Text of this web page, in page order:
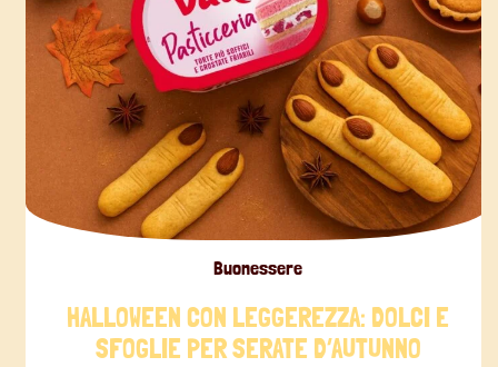
Buonessere
HALLOWEEN CON LEGGEREZZA: DOLCI E
SFOGLIE PER SERATE D’AUTUNNO